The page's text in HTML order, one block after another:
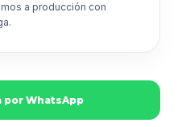
a producción con
por WhatsApp